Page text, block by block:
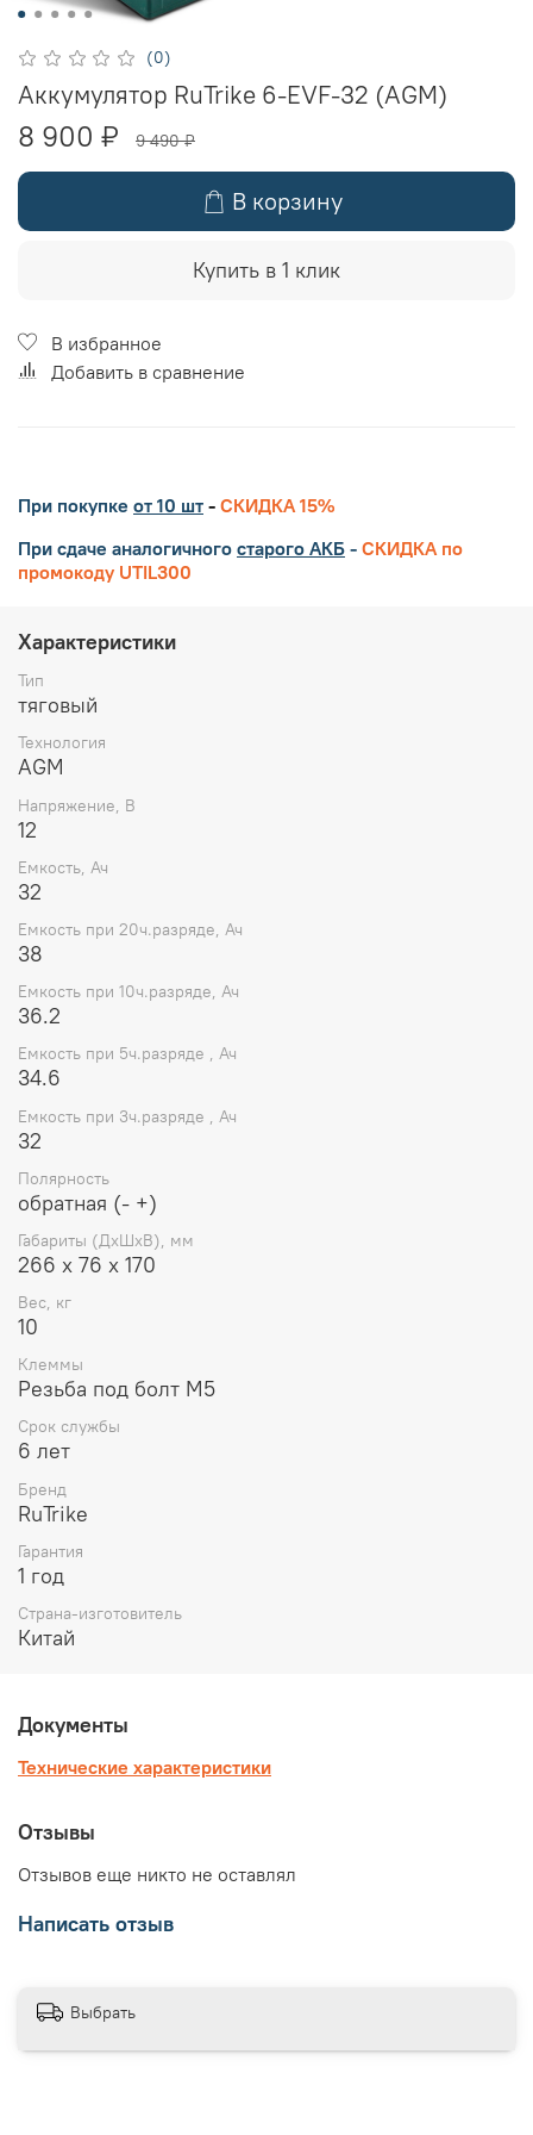
(0)
Аккумулятор RuTrike 6-EVF-32 (AGM)
8 900 ₽ 9 490 ₽
В корзину
Купить в 1 клик
В избранное
Добавить в сравнение
При покупке от 10 шт - СКИДКА 15%
При сдаче аналогичного старого АКБ - СКИДКА по
промокоду UTIL300
Характеристики
Тип
тяговый
Технология
AGM
Напряжение, В
12
Емкость, Ач
32
Емкость при 20ч.разряде, Ач
38
Емкость при 10ч.разряде, Ач
36.2
Емкость при 5ч.разряде , Ач
34.6
Емкость при 3ч.разряде , Ач
32
Полярность
обратная (- +)
Габариты (ДхШхВ), мм
266 х 76 х 170
Вес, кг
10
Клеммы
Резьба под болт М5
Срок службы
6 лет
Бренд
RuTrike
Гарантия
1 год
Страна-изготовитель
Китай
Документы
Технические характеристики
Отзывы
Отзывов еще никто не оставлял
Написать отзыв
Выбрать